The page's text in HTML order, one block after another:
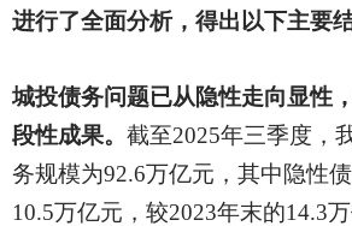
进行了全面分析，得出以下主要
城投债务问题已从隐性走向显性
段性成果。 截至2025年三季度，
务规模为92.6万亿元，其中隐性
10.5万亿元，较2023年末的14.3